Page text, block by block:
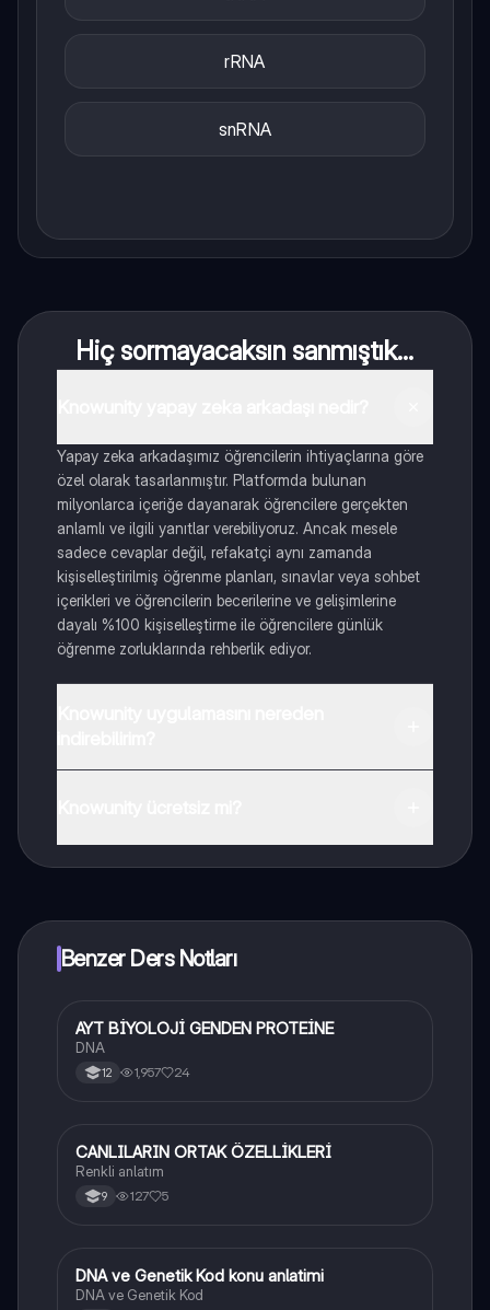
rRNA
snRNA
Hiç sormayacaksın sanmıştık...
Yapay zeka arkadaşımız öğrencilerin ihtiyaçlarına göre
özel olarak tasarlanmıştır. Platformda bulunan
milyonlarca içeriğe dayanarak öğrencilere gerçekten
anlamlı ve ilgili yanıtlar verebiliyoruz. Ancak mesele
sadece cevaplar değil, refakatçi aynı zamanda
kişiselleştirilmiş öğrenme planları, sınavlar veya sohbet
içerikleri ve öğrencilerin becerilerine ve gelişimlerine
dayalı %100 kişiselleştirme ile öğrencilere günlük
öğrenme zorluklarında rehberlik ediyor.
Benzer Ders Notları
ABiyoloji
AYT BİYOLOJİ GENDEN PROTEİNE
DNA
12 1,957 24
CBiyoloji
CANLILARIN ORTAK ÖZELLİKLERİ
Renkli anlatım
9 127 5
Fen Bilimleri
DNA ve Genetik Kod konu anlatimi
DNA ve Genetik Kod